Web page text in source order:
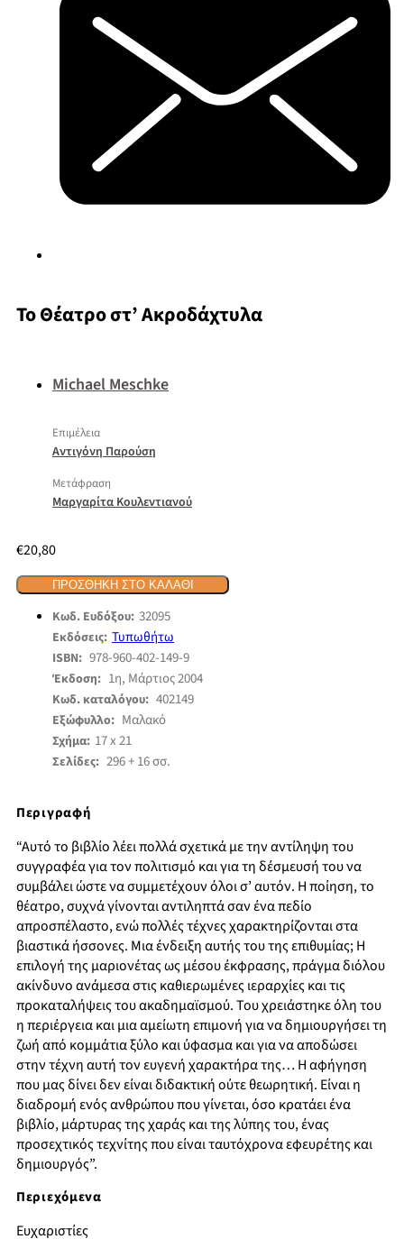
Το Θέατρο στ’ Ακροδάχτυλα
Michael Meschke
Επιμέλεια
Αντιγόνη Παρούση
Μετάφραση
Μαργαρίτα Κουλεντιανού
€20,80
ΠΡΟΣΘΉΚΗ ΣΤΟ ΚΑΛΆΘΙ
Κωδ. Ευδόξου: 32095
Εκδόσεις: Τυπωθήτω
ISBN: 978-960-402-149-9
Έκδοση: 1η, Μάρτιος 2004
Κωδ. καταλόγου: 402149
Εξώφυλλο: Μαλακό
Σχήμα: 17 x 21
Σελίδες: 296 + 16 σσ.
Περιγραφή
“Αυτό το βιβλίο λέει πολλά σχετικά με την αντίληψη του
συγγραφέα για τον πολιτισμό και για τη δέσμευσή του να
συμβάλει ώστε να συμμετέχουν όλοι σ’ αυτόν. Η ποίηση, το
θέατρο, συχνά γίνονται αντιληπτά σαν ένα πεδίο
απροσπέλαστο, ενώ πολλές τέχνες χαρακτηρίζονται στα
βιαστικά ήσσονες. Μια ένδειξη αυτής του της επιθυμίας; Η
επιλογή της μαριονέτας ως μέσου έκφρασης, πράγμα διόλου
ακίνδυνο ανάμεσα στις καθιερωμένες ιεραρχίες και τις
προκαταλήψεις του ακαδημαϊσμού. Του χρειάστηκε όλη του
η περιέργεια και μια αμείωτη επιμονή για να δημιουργήσει τη
ζωή από κομμάτια ξύλο και ύφασμα και για να αποδώσει
στην τέχνη αυτή τον ευγενή χαρακτήρα της… Η αφήγηση
που μας δίνει δεν είναι διδακτική ούτε θεωρητική. Είναι η
διαδρομή ενός ανθρώπου που γίνεται, όσο κρατάει ένα
βιβλίο, μάρτυρας της χαράς και της λύπης του, ένας
προσεχτικός τεχνίτης που είναι ταυτόχρονα εφευρέτης και
δημιουργός”.
Περιεχόμενα
Ευχαριστίες